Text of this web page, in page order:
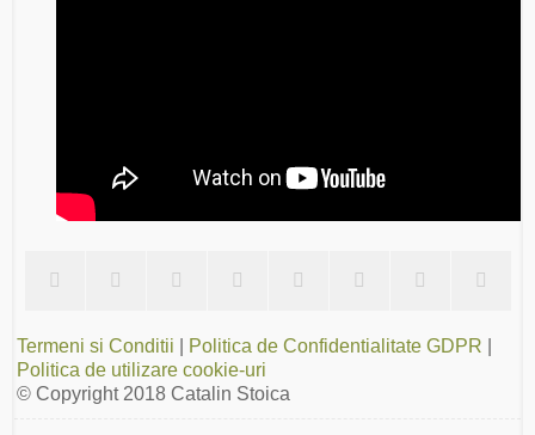
Termeni si Conditii Politica de Confidentialitate GDPR
Politica de utilizare cookie-uri
© Copyright 2018 Catalin Stoica